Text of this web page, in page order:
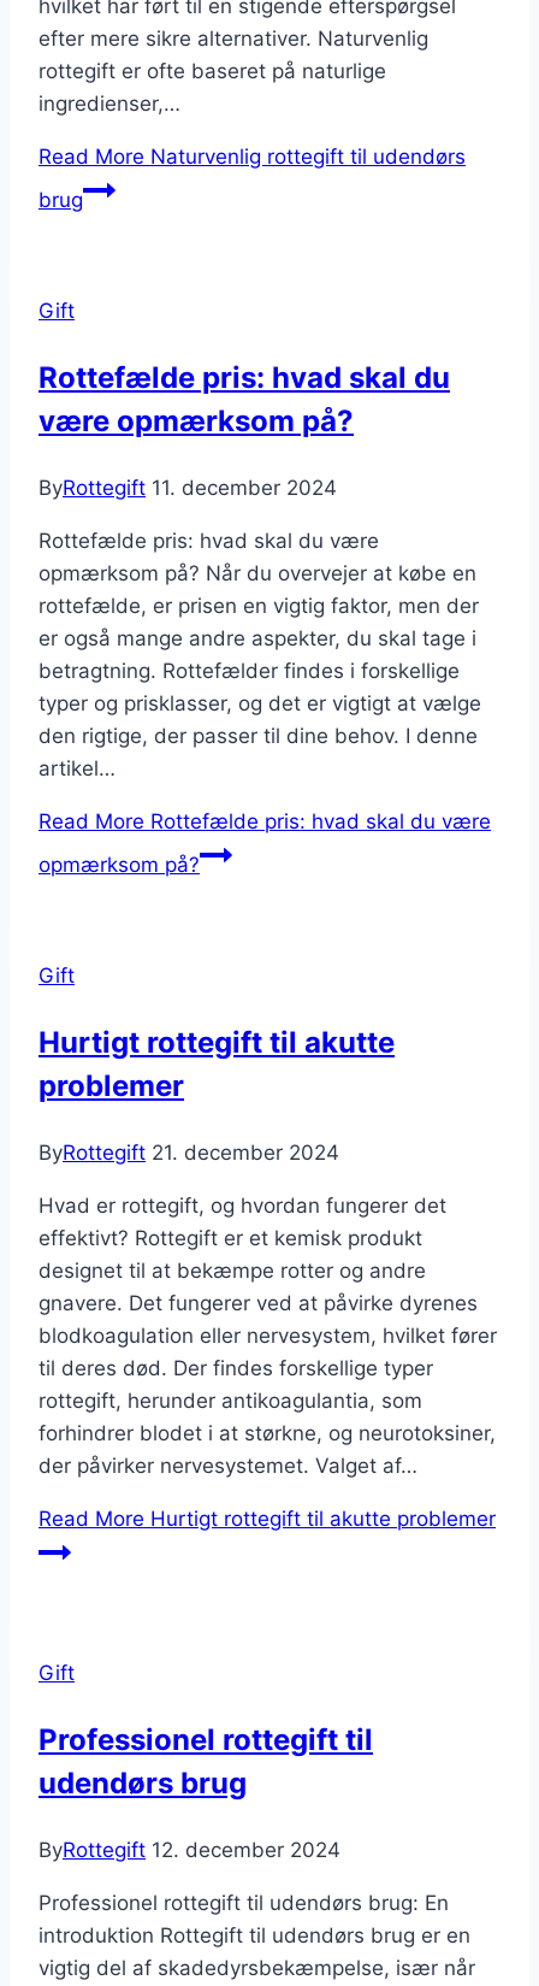
hvilket har ført til en stigende efterspørgsel
efter mere sikre alternativer. Naturvenlig
rottegift er ofte baseret på naturlige
ingredienser,…
Read More Naturvenlig rottegift til udendørs
brug
Gift
Rottefælde pris: hvad skal du
være opmærksom på?
ByRottegift 11. december 2024
Rottefælde pris: hvad skal du være
opmærksom på? Når du overvejer at købe en
rottefælde, er prisen en vigtig faktor, men der
er også mange andre aspekter, du skal tage i
betragtning. Rottefælder findes i forskellige
typer og prisklasser, og det er vigtigt at vælge
den rigtige, der passer til dine behov. I denne
artikel…
Read More Rottefælde pris: hvad skal du være
opmærksom på?
Gift
Hurtigt rottegift til akutte
problemer
ByRottegift 21. december 2024
Hvad er rottegift, og hvordan fungerer det
effektivt? Rottegift er et kemisk produkt
designet til at bekæmpe rotter og andre
gnavere. Det fungerer ved at påvirke dyrenes
blodkoagulation eller nervesystem, hvilket fører
til deres død. Der findes forskellige typer
rottegift, herunder antikoagulantia, som
forhindrer blodet i at størkne, og neurotoksiner,
der påvirker nervesystemet. Valget af…
Read More Hurtigt rottegift til akutte problemer
Gift
Professionel rottegift til
udendørs brug
ByRottegift 12. december 2024
Professionel rottegift til udendørs brug: En
introduktion Rottegift til udendørs brug er en
vigtig del af skadedyrsbekæmpelse, især når